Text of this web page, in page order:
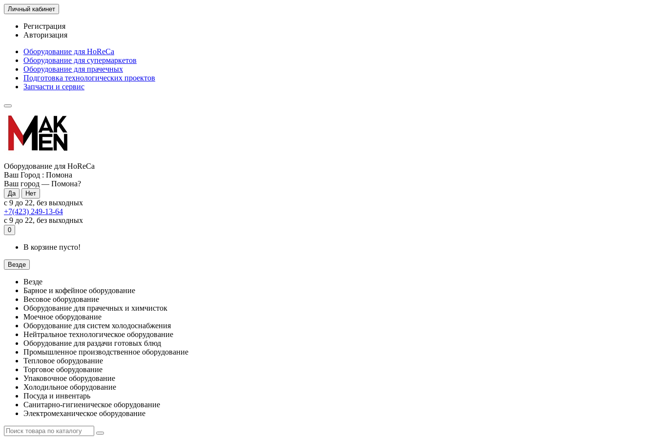
Личный кабинет
Регистрация
Авторизация
Оборудование для HoReCa
Оборудование для супермаркетов
Оборудование для прачечных
Подготовка технологических проектов
Запчасти и сервис
Оборудование для HoReCa
Ваш Город : Помона
Ваш город — Помона?
с 9 до 22, без выходных
+7(423) 249-13-64
с 9 до 22, без выходных
0
В корзине пусто!
Везде
Везде
Барное и кофейное оборудование
Весовое оборудование
Оборудование для прачечных и химчисток
Моечное оборудование
Оборудование для систем холодоснабжения
Нейтральное технологическое оборудование
Оборудование для раздачи готовых блюд
Промышленное производственное оборудование
Тепловое оборудование
Торговое оборудование
Упаковочное оборудование
Холодильное оборудование
Посуда и инвентарь
Санитарно-гигиеническое оборудование
Электромеханическое оборудование